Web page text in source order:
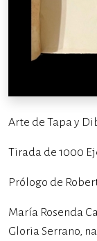
Arte de Tapa y
Tirada de 1000
Prólogo de
María Rosenda
Gloria Serrano,